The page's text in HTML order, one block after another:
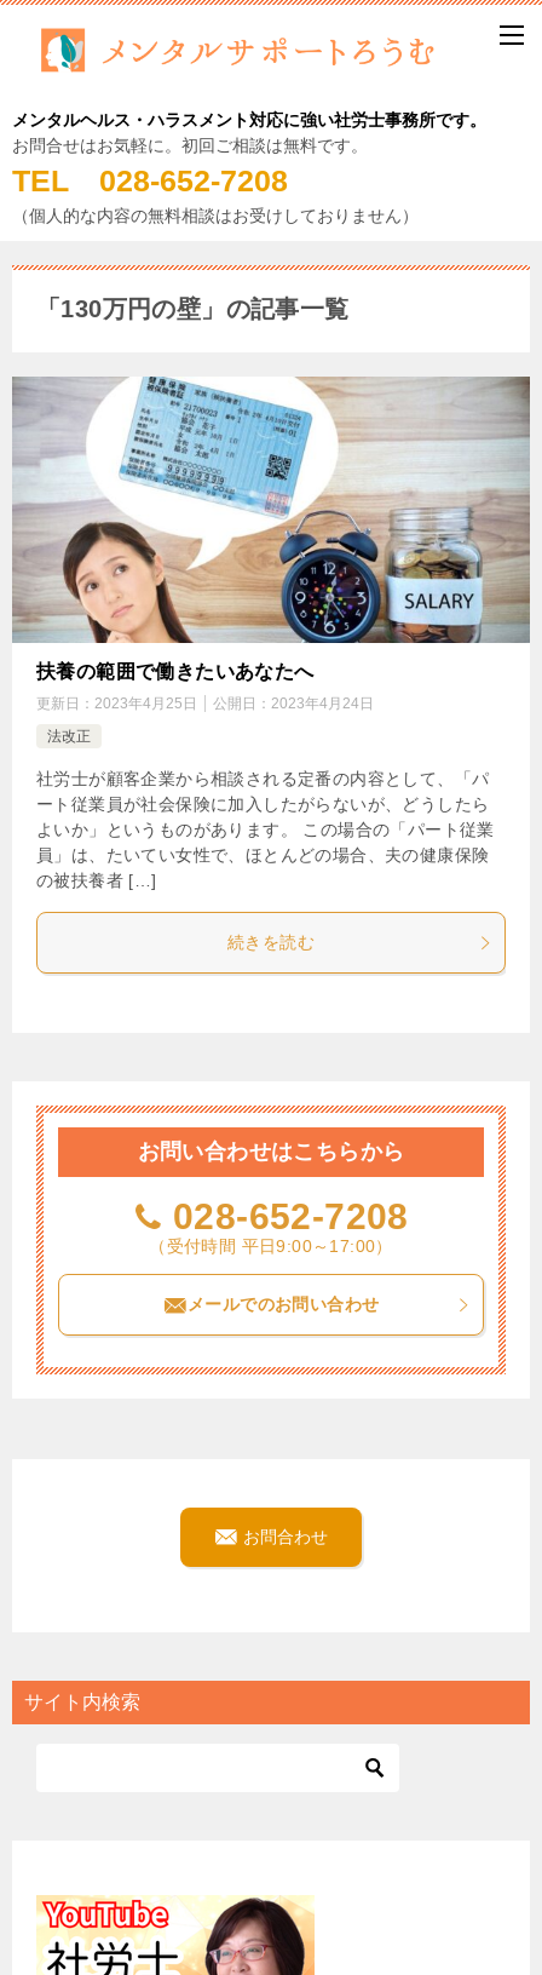
メンタルヘルス・ハラスメント対応に強い社労士事務所です。
お問合せはお気軽に。初回ご相談は無料です。
TEL 028-652-7208
（個人的な内容の無料相談はお受けしておりません）
「130万円の壁」の記事一覧
扶養の範囲で働きたいあなたへ
更新日： 2023年4月25日 公開日： 2023年4月24日
法改正
社労士が顧客企業から相談される定番の内容として、「パ
ート従業員が社会保険に加入したがらないが、どうしたら
よいか」というものがあります。 この場合の「パート従業
員」は、たいてい女性で、ほとんどの場合、夫の健康保険
の被扶養者 […]
続きを読む
お問い合わせはこちらから
028-652-7208
（受付時間 平日9:00～17:00）
メールでのお問い合わせ
お問合わせ
サイト内検索